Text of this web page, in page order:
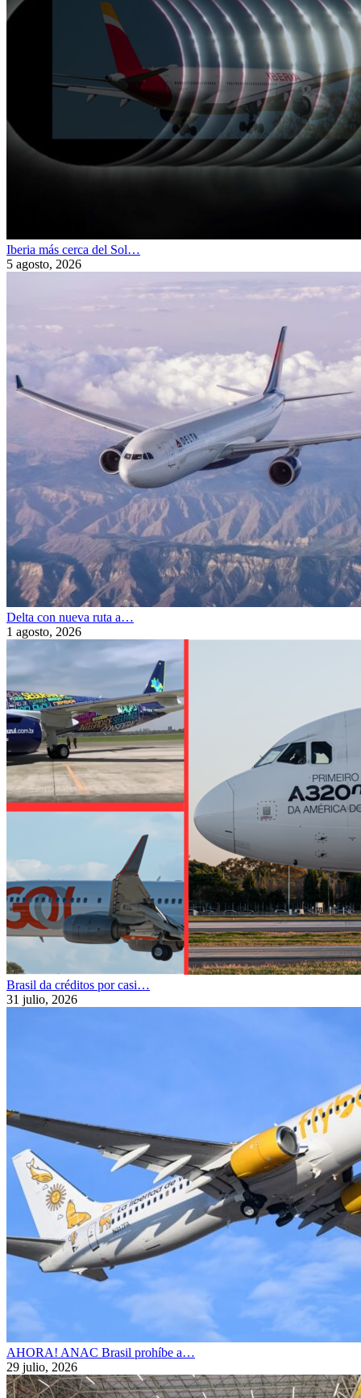
Iberia más cerca del Sol…
5 agosto, 2026
Delta con nueva ruta a…
1 agosto, 2026
Brasil da créditos por casi…
31 julio, 2026
AHORA! ANAC Brasil prohíbe a…
29 julio, 2026